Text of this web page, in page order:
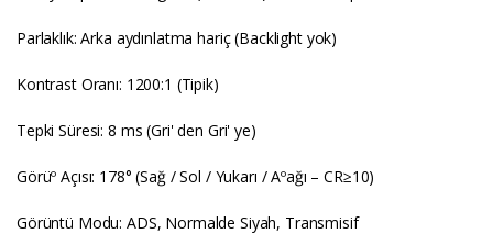
Parlaklık: Arka aydınlatma hariç (Backlight yok)
Kontrast Oranı: 1200:1 (Tipik)
Tepki Süresi: 8 ms (Gri' den Gri' ye)
Görüº Açısı: 178° (Sağ / Sol / Yukarı / Aºağı – CR≥10)
Görüntü Modu: ADS, Normalde Siyah, Transmisif